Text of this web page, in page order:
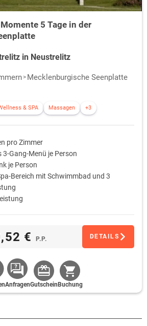
5 Tage in der
in Neustrelitz
Mecklenburgische Seenplatte
& SPA Massagen +3
pro Zimmer
3-Gang-Menü je Person
je Person
Bereich mit Schwimmbad und 3
€ P.P. DETAILS
AnfragenGutschein Buchung